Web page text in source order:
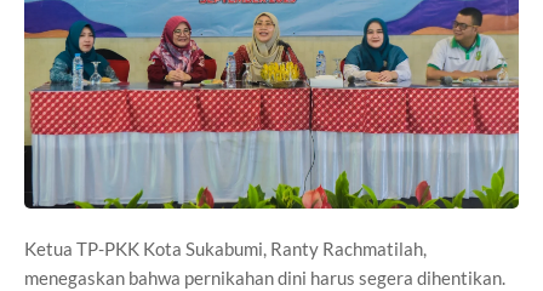
Ketua TP-PKK Kota Sukabumi, Ranty Rachmatilah,
menegaskan bahwa pernikahan dini harus segera dihentikan.